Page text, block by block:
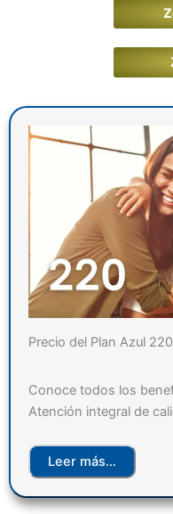
Precio del Plan Azul
Conoce todos los
Atención integral de
Leer más…